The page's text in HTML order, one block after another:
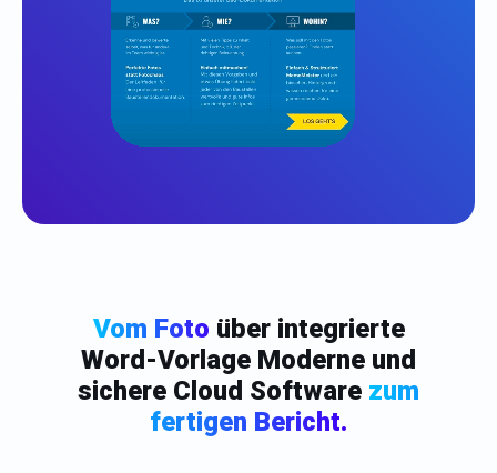
Vom Foto über integrierte
Word-Vorlage Moderne und
sichere Cloud Software zum
fertigen Bericht.